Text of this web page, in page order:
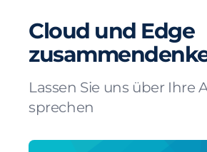
Cloud und Edge
Lassen Sie uns über Ihre
sprechen